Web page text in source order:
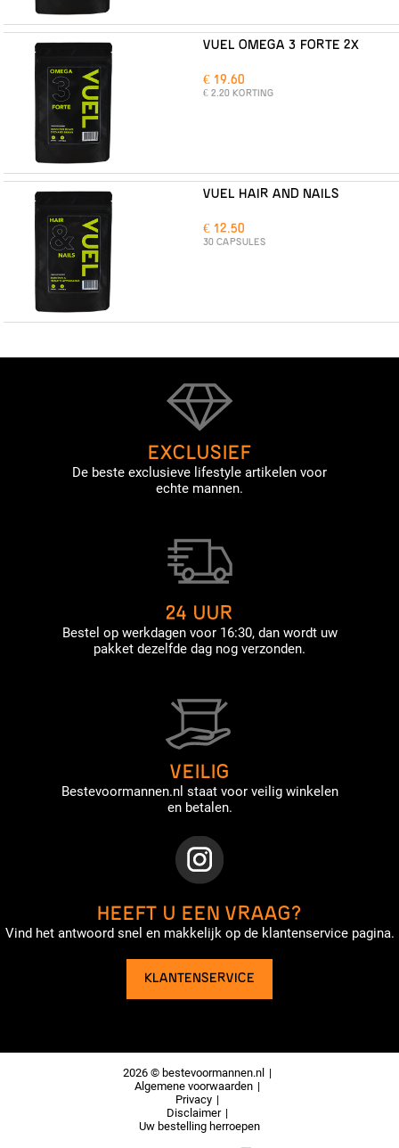
VUEL OMEGA 3 FORTE 2X
€ 19.60
€ 2.20 KORTING
VUEL HAIR AND NAILS
€ 12.50
30 CAPSULES
EXCLUSIEF
De beste exclusieve lifestyle artikelen voor
echte mannen.
24 UUR
Bestel op werkdagen voor 16:30, dan wordt uw
pakket dezelfde dag nog verzonden.
VEILIG
Bestevoormannen.nl staat voor veilig winkelen
en betalen.
HEEFT U EEN VRAAG?
Vind het antwoord snel en makkelijk op de klantenservice pagina.
KLANTENSERVICE
2026 © bestevoormannen.nl
Algemene voorwaarden
Privacy
Disclaimer
Uw bestelling herroepen